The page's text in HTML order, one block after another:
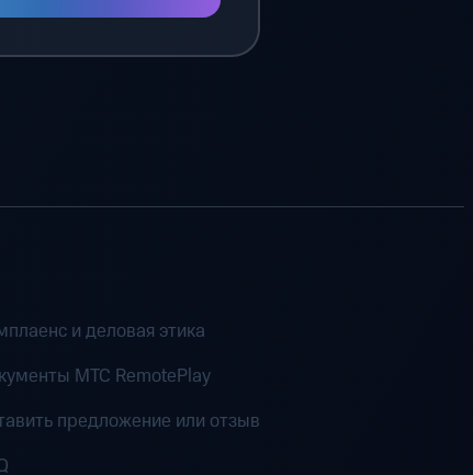
и деловая этика
MTC RemotePlay
предложение или отзыв